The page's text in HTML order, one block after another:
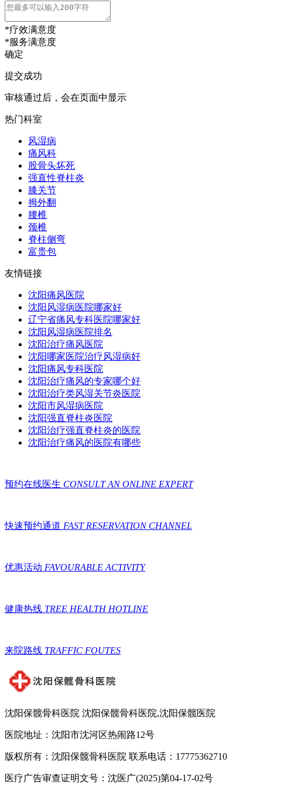
*疗效满意度
*服务满意度
确定
提交成功
审核通过后，会在页面中显示
热门科室
风湿病
痛风科
股骨头坏死
强直性脊柱炎
膝关节
拇外翻
腰椎
颈椎
脊柱侧弯
富贵包
友情链接
沈阳痛风医院
沈阳风湿病医院哪家好
辽宁省痛风专科医院哪家好
沈阳风湿病医院排名
沈阳治疗痛风医院
沈阳哪家医院治疗风湿病好
沈阳痛风专科医院
沈阳治疗痛风的专家哪个好
沈阳治疗类风湿关节炎医院
沈阳市风湿病医院
沈阳强直脊柱炎医院
沈阳治疗强直脊柱炎的医院
沈阳治疗痛风的医院有哪些
预约在线医生 CONSULT AN ONLINE EXPERT
快速预约通道 FAST RESERVATION CHANNEL
优惠活动 FAVOURABLE ACTIVITY
健康热线 TREE HEALTH HOTLINE
来院路线 TRAFFIC FOUTES
沈阳保髋骨科医院 沈阳保髋骨科医院,沈阳保髋医院
医院地址：沈阳市沈河区热闹路12号
版权所有：沈阳保髋骨科医院 联系电话：17775362710
医疗广告审查证明文号：沈医广(2025)第04-17-02号